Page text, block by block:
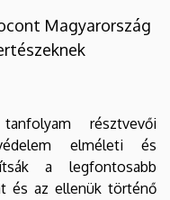
Magyarország
résztvevői
elméleti és
a legfontosabb
és az ellenük történő